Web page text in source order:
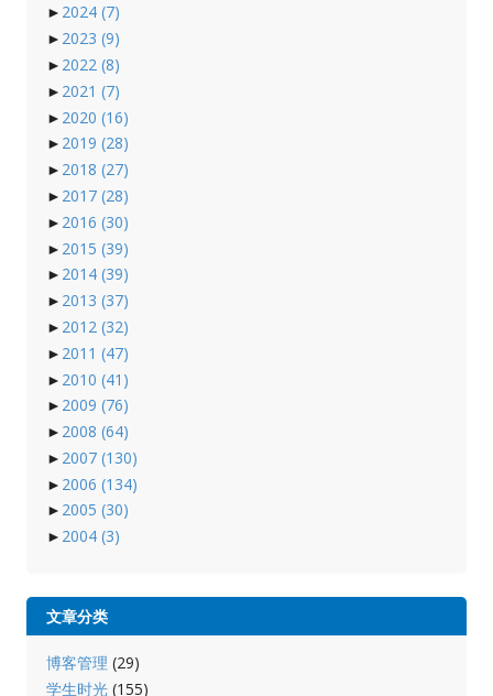
► 2024 (7)
► 2023 (9)
► 2022 (8)
► 2021 (7)
► 2020 (16)
► 2019 (28)
► 2018 (27)
► 2017 (28)
► 2016 (30)
► 2015 (39)
► 2014 (39)
► 2013 (37)
► 2012 (32)
► 2011 (47)
► 2010 (41)
► 2009 (76)
► 2008 (64)
► 2007 (130)
► 2006 (134)
► 2005 (30)
► 2004 (3)
文章分类
博客管理 (29)
学生时光(155)